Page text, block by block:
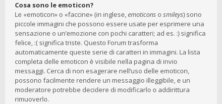
Cosa sono le emoticon?
Le «emoticon» o «faccine» (in inglese,emoticons o smileys) sono
piccole immagini che possono essere usate per esprimere una
sensazione o un’emozione con pochi caratteri; ad es. :) significa
felice, :( significa triste. Questo Forum trasforma
automaticamente queste serie di caratteri in immagini. La lista
completa delle emoticon è visibile nella pagina di invio
messaggi. Cerca di non esagerare nell’uso delle emoticon,
possono facilmente rendere un messaggio illeggibile, e un
moderatore potrebbe decidere di modificarlo o addirittura
rimuoverlo.